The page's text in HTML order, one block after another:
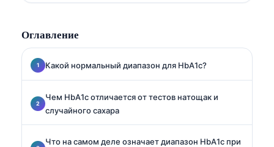
Оглавление
Какой нормальный диапазон для HbA1c?
Чем HbA1c отличается от тестов натощак и
случайного сахара
Что на самом деле означает диапазон HbA1c при